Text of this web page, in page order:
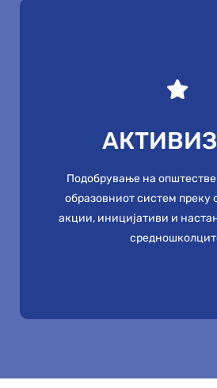
Подобрување на
образовниот систем преку
акции, иницијативи и
Подобрување на
акции, иницијативи и
средношколците.